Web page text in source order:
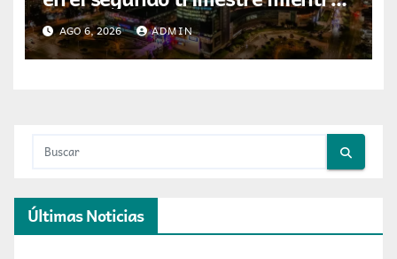
avanza en su plan de crecimiento
en Colombia
AGO 6, 2026 ADMIN
Últimas Noticias